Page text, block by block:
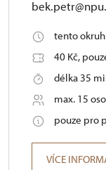
tento
40 Kč,
délka 35
max. 15
pouze pro
VÍCE